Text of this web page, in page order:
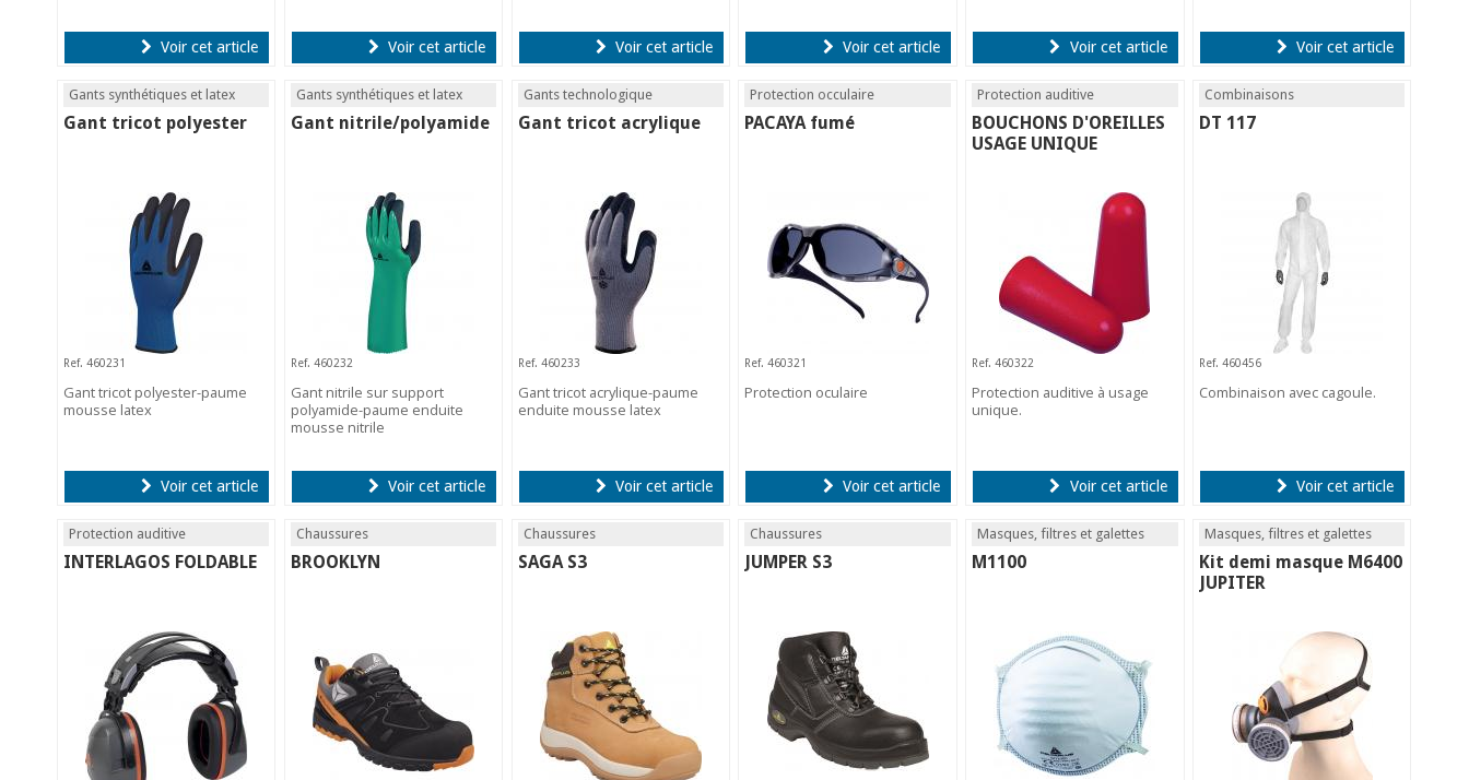
Voir cet article Voir cet article Voir cet article Voir cet article Voir cet article Voir cet article
Gants synthétiques et latex
Gant tricot polyester
Ref. 460231
Gant tricot polyester-paume
mousse latex
Voir cet article
Gants synthétiques et latex
Gant nitrile/polyamide
Ref. 460232
Gant nitrile sur support
polyamide-paume enduite
mousse nitrile
Voir cet article
Gants technologique
Gant tricot acrylique
Ref. 460233
Gant tricot acrylique-paume
enduite mousse latex
Voir cet article
Protection occulaire
PACAYA fumé
Ref. 460321
Protection oculaire
Voir cet article
Protection auditive
BOUCHONS D'OREILLES
USAGE UNIQUE
Ref. 460322
Protection auditive à usage
unique.
Voir cet article
Combinaisons
DT 117
Ref. 460456
Combinaison avec cagoule.
Voir cet article
Protection auditive
INTERLAGOS FOLDABLE
Chaussures
BROOKLYN
Chaussures
SAGA S3
Chaussures
JUMPER S3
Masques, filtres et galettes
M1100
Masques, filtres et galettes
Kit demi masque M6400
JUPITER